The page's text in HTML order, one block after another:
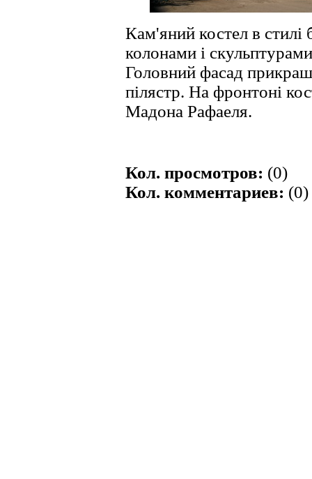
Кам'яний костел в
колонами і
Головний фасад
пілястр. На фронтоні
Мадона Рафаеля.
Кол. просмотров: (0)
Кол. комментариев: (0)